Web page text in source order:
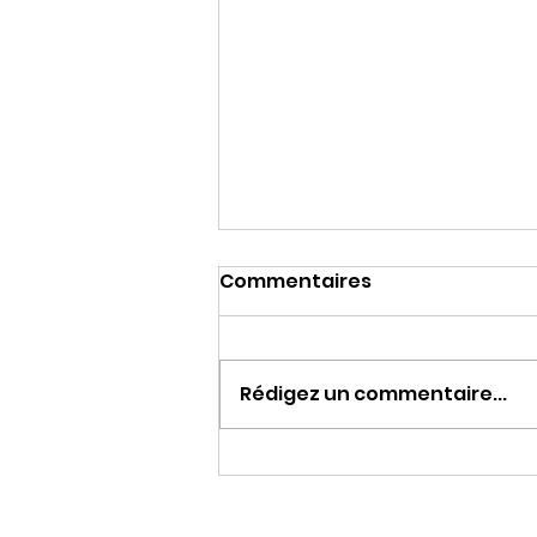
Lise de la Salle illumine la
Commentaires
Rédigez un commentaire...